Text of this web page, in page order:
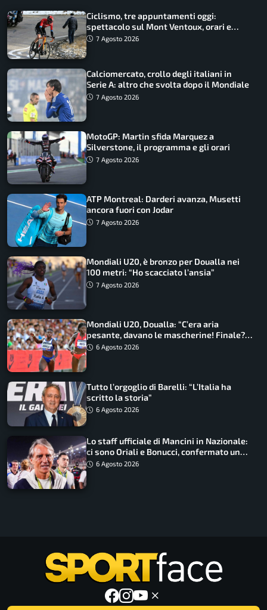
Ciclismo, tre appuntamenti oggi:
spettacolo sul Mont Ventoux, orari e
come vederli
7 Agosto 2026
Calciomercato, crollo degli italiani in
Serie A: altro che svolta dopo il Mondiale
7 Agosto 2026
MotoGP: Martin sfida Marquez a
Silverstone, il programma e gli orari
7 Agosto 2026
ATP Montreal: Darderi avanza, Musetti
ancora fuori con Jodar
7 Agosto 2026
Mondiali U20, è bronzo per Doualla nei
100 metri: “Ho scacciato l’ansia”
7 Agosto 2026
Mondiali U20, Doualla: “C’era aria
pesante, davano le mascherine! Finale?
Non ho nulla da perdere”
6 Agosto 2026
Tutto l’orgoglio di Barelli: “L’Italia ha
scritto la storia”
6 Agosto 2026
Lo staff ufficiale di Mancini in Nazionale:
ci sono Oriali e Bonucci, confermato un
ritorno
6 Agosto 2026